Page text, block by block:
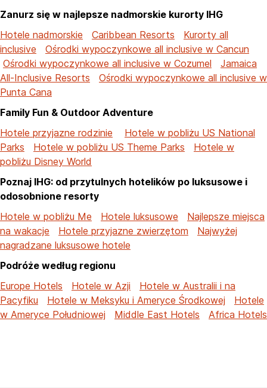
Zanurz się w najlepsze nadmorskie kurorty IHG
Hotele nadmorskie
Caribbean Resorts
Kurorty all
inclusive
Ośrodki wypoczynkowe all inclusive w Cancun
Ośrodki wypoczynkowe all inclusive w Cozumel
Jamaica
All-Inclusive Resorts
Ośrodki wypoczynkowe all inclusive w
Punta Cana
Family Fun & Outdoor Adventure
Hotele przyjazne rodzinie
Hotele w pobliżu US National
Parks
Hotele w pobliżu US Theme Parks
Hotele w
pobliżu Disney World
Poznaj IHG: od przytulnych hotelików po luksusowe i
odosobnione resorty
Hotele w pobliżu Me
Hotele luksusowe
Najlepsze miejsca
na wakacje
Hotele przyjazne zwierzętom
Najwyżej
nagradzane luksusowe hotele
Podróże według regionu
Europe Hotels
Hotele w Azji
Hotele w Australii i na
Pacyfiku
Hotele w Meksyku i Ameryce Środkowej
Hotele
w Ameryce Południowej
Middle East Hotels Africa Hotels